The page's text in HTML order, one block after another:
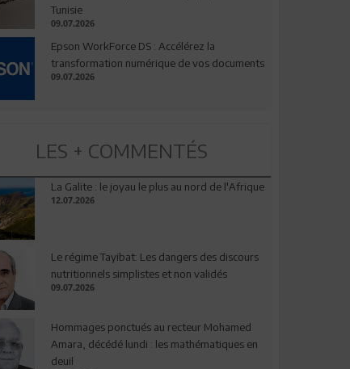
Tunisie
09.07.2026
Epson WorkForce DS : Accélérez la
transformation numérique de vos documents
09.07.2026
LES + COMMENTÉS
La Galite : le joyau le plus au nord de l'Afrique
12.07.2026
Le régime Tayibat: Les dangers des discours
nutritionnels simplistes et non validés
09.07.2026
Hommages ponctués au recteur Mohamed
Amara, décédé lundi : les mathématiques en
deuil